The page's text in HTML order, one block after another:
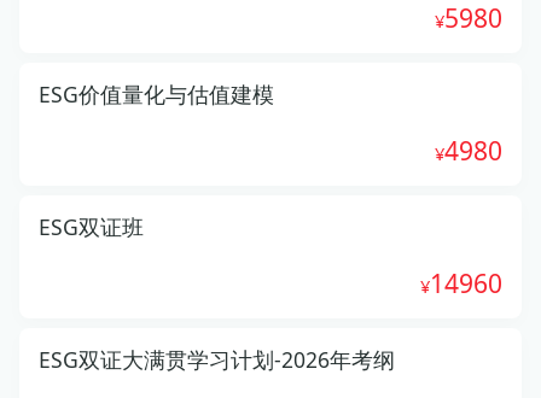
5980
ESG价值量化与估值建模
4980
ESG双证班
14960
ESG双证大满贯学习计划-2026年考纲